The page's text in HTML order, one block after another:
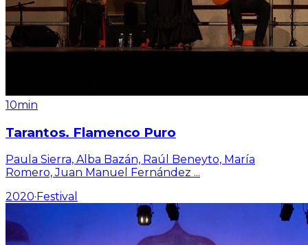
10min
Tarantos. Flamenco Puro
Paula Sierra, Alba Bazán, Raúl Beneyto, María
Romero, Juan Manuel Fernández ...
2020· Festival